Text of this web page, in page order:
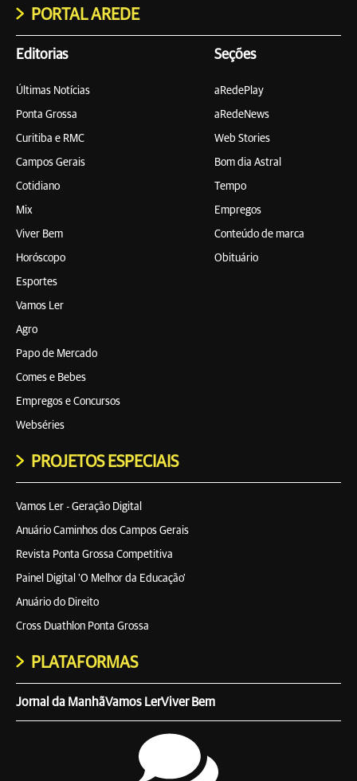
PORTAL AREDE
Editorias
Últimas Notícias
Ponta Grossa
Curitiba e RMC
Campos Gerais
Cotidiano
Mix
Viver Bem
Horóscopo
Esportes
Vamos Ler
Agro
Papo de Mercado
Comes e Bebes
Empregos e Concursos
Webséries
Seções
aRedePlay
aRedeNews
Web Stories
Bom dia Astral
Tempo
Empregos
Conteúdo de marca
Obituário
PROJETOS ESPECIAIS
Vamos Ler - Geração Digital
Anuário Caminhos dos Campos Gerais
Revista Ponta Grossa Competitiva
Painel Digital 'O Melhor da Educação'
Anuário do Direito
Cross Duathlon Ponta Grossa
PLATAFORMAS
Jornal da ManhãVamos LerViver Bem